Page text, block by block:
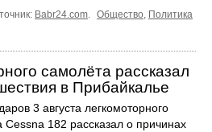
Babr24.com. Общество, Политика
самолёта рассказал
в Прибайкалье
3 августа легкомоторного
182 рассказал о причинах